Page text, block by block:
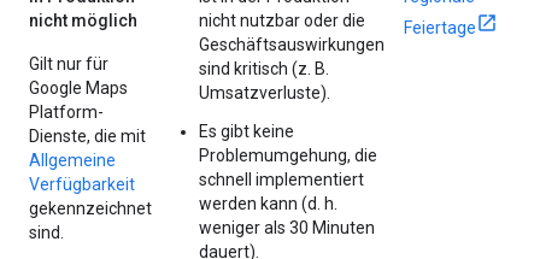
nicht möglich
Gilt nur für
Google Maps
Platform-
Dienste, die mit
Allgemeine
Verfügbarkeit
gekennzeichnet
sind.
nicht nutzbar oder die
Geschäftsauswirkungen
sind kritisch (z. B.
Umsatzverluste).
Es gibt keine
Problemumgehung, die
schnell implementiert
werden kann (d. h.
weniger als 30 Minuten
dauert).
Feiertage